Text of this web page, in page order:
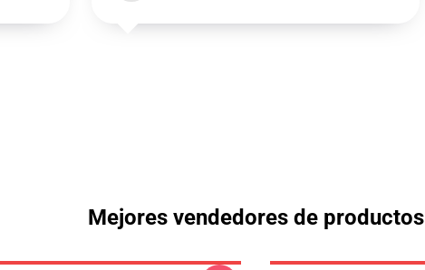
Mejores vendedores de productos